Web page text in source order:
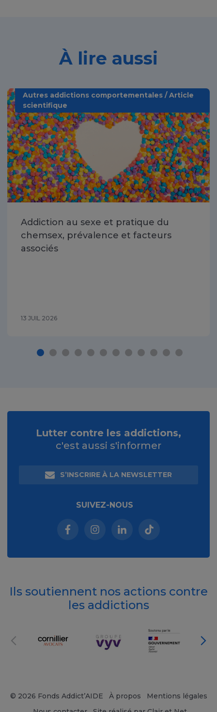
À lire aussi
Autres addictions comportementales / Article
scientifique
Addiction au sexe et pratique du
chemsex, prévalence et facteurs
associés
13 JUIL 2026
Lutter contre les addictions,
c'est aussi s'informer
S’INSCRIRE À LA NEWSLETTER
SUIVEZ-NOUS
Facebook (nouvelle fenêtre)
Instagram (nouvelle fenêtre)
Linkedin (nouvelle
Tiktok (nouvelle
Ils soutiennent nos actions contre
les addictions
© 2026 Fonds Addict’AIDE À propos
Mentions légales